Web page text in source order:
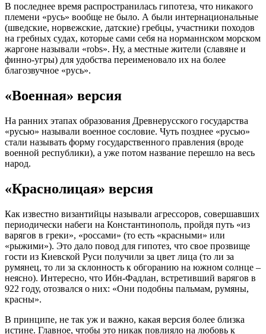
В последнее время распространилась гипотеза, что никакого
племени «русь» вообще не было. А были интернациональные
(шведские, норвежские, датские) гребцы, участники походов
на гребных судах, которые сами себя на норманнском морском
жаргоне называли «robs». Ну, а местные жители (славяне и
финно-угры) для удобства переименовало их на более
благозвучное «русь».
«Военная» версия
На ранних этапах образования Древнерусского государства
«русью» называли военное сословие. Чуть позднее «русью»
стали называть форму государственного правления (вроде
военной республики), а уже потом название перешло на весь
народ.
«Краснолицая» версия
Как известно византийцы называли агрессоров, совершавших
периодически набеги на Константинополь, пройдя путь «из
варягов в греки», «россами» (то есть «красными» или
«рыжими»). Это дало повод для гипотез, что свое прозвище
гости из Киевской Руси получили за цвет лица (то ли за
румянец, то ли за склонность к обгоранию на южном солнце –
неясно). Интересно, что Ибн-Фадлан, встретивший варягов в
922 году, отозвался о них: «Они подобны пальмам, румяны,
красны».
В принципе, не так уж и важно, какая версия более близка
истине. Главное, чтобы это никак повлияло на любовь к